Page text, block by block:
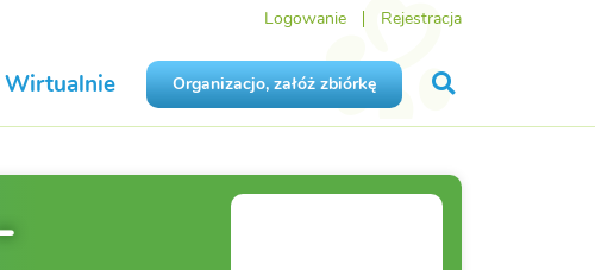
Logowanie Rejestracja
Wirtualnie Organizacjo, załóż zbiórkę